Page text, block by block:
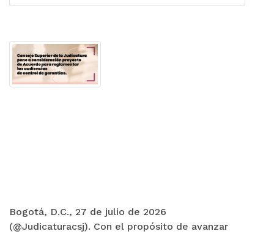
Bogotá, D.C., 27 de julio de 2026
(@Judicaturacsj). Con el propósito de avanzar